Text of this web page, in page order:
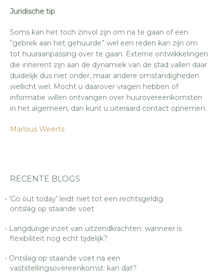
Juridische tip
Soms kan het toch zinvol zijn om na te gaan of een
“gebrek aan het gehuurde” wel een reden kan zijn om
tot huuraanpassing over te gaan. Externe ontwikkelingen
die inherent zijn aan de dynamiek van de stad vallen daar
duidelijk dus niet onder, maar andere omstandigheden
wellicht wel. Mocht u daarover vragen hebben of
informatie willen ontvangen over huurovereenkomsten
in het algemeen, dan kunt u uiteraard contact opnemen.
Marlous Weerts
RECENTE BLOGS
‘Go out today’ leidt niet tot een rechtsgeldig
ontslag op staande voet
Langdurige inzet van uitzendkrachten: wanneer is
flexibiliteit nog echt tijdelijk?
Ontslag op staande voet na een
vaststellingsovereenkomst: kan dat?